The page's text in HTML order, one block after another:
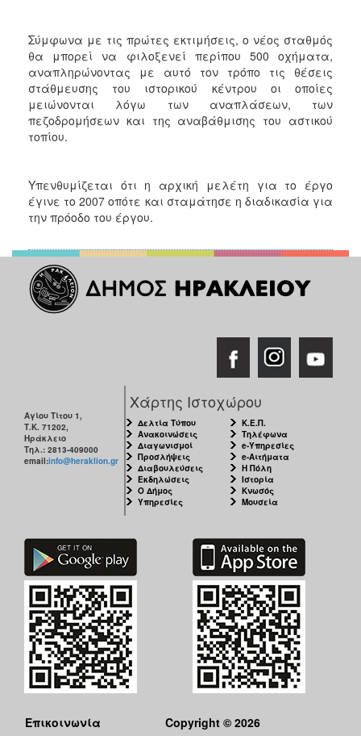
Σύμφωνα με τις πρώτες εκτιμήσεις, ο νέος σταθμός
θα μπορεί να φιλοξενεί περίπου 500 οχήματα,
αναπληρώνοντας με αυτό τον τρόπο τις θέσεις
στάθμευσης του ιστορικού κέντρου οι οποίες
μειώνονται λόγω των αναπλάσεων, των
πεζοδρομήσεων και της αναβάθμισης του αστικού
τοπίου.
Υπενθυμίζεται ότι η αρχική μελέτη για το έργο
έγινε το 2007 οπότε και σταμάτησε η διαδικασία για
την πρόοδο του έργου.
Αγίου Τίτου 1,
Τ.Κ. 71202,
Ηράκλειο
Τηλ.: 2813-409000
email:info@heraklion.gr
Χάρτης Ιστοχώρου
Δελτία Τύπου
Ανακοινώσεις
Διαγωνισμοί
Προσλήψεις
Διαβουλεύσεις
Εκδηλώσεις
Ο Δήμος
Υπηρεσίες
Κ.Ε.Π.
Τηλέφωνα
e-Υπηρεσίες
e-Αιτήματα
Η Πόλη
Ιστορία
Κνωσός
Μουσεία
Επικοινωνία
Copyright © 2026